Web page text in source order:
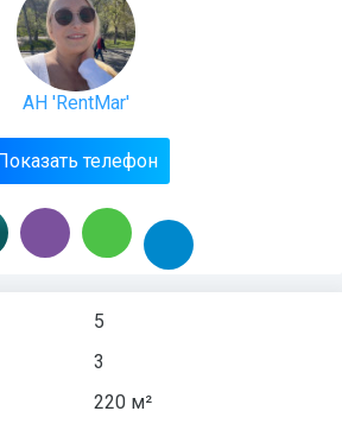
АН 'RentMar'
телефон
5
3
220 м²